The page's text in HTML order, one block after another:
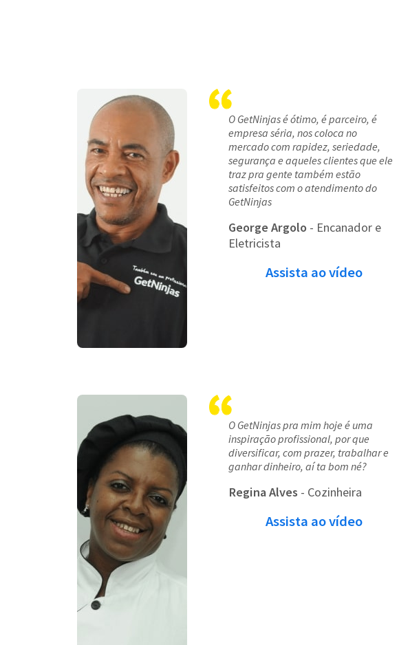
O GetNinjas é ótimo, é parceiro, é
empresa séria, nos coloca no
mercado com rapidez, seriedade,
segurança e aqueles clientes que ele
traz pra gente também estão
satisfeitos com o atendimento do
GetNinjas
George Argolo - Encanador e
Eletricista
Assista ao vídeo
O GetNinjas pra mim hoje é uma
inspiração profissional, por que
diversificar, com prazer, trabalhar e
ganhar dinheiro, aí ta bom né?
Regina Alves - Cozinheira
Assista ao vídeo